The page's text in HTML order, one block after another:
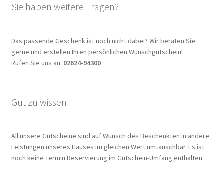
Sie haben weitere Fragen?
Das passende Geschenk ist noch nicht dabei? Wir beraten Sie
gerne und erstellen Ihren persönlichen Wunschgutschein!
Rufen Sie uns an: 02624-94300
Gut zu wissen
All unsere Gutscheine sind auf Wunsch des Beschenkten in andere
Leistungen unseres Hauses im gleichen Wert umtauschbar. Es ist
noch keine Termin Reservierung im Gutschein-Umfang enthalten.